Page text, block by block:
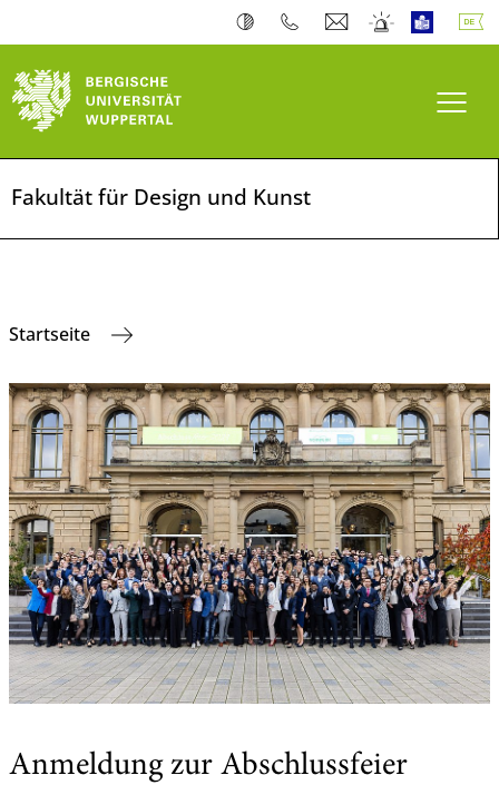
Fakultät für Design und Kunst
Startseite
Anmeldung zur Abschlussfeier